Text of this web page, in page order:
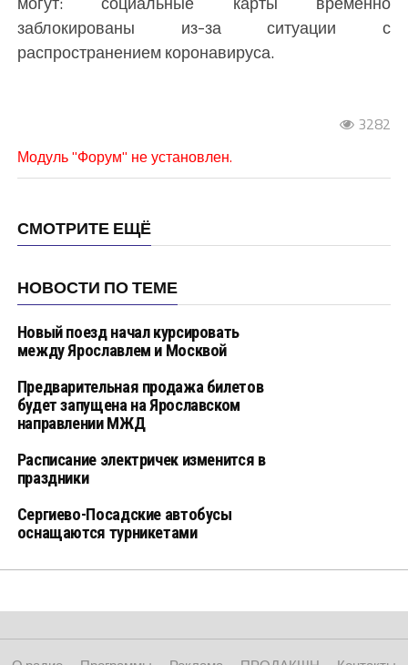
заблокированы из-за ситуации с
распространением коронавируса.
3282
Модуль "Форум" не установлен.
СМОТРИТЕ ЕЩЁ
НОВОСТИ ПО ТЕМЕ
Новый поезд начал курсировать
между Ярославлем и Москвой
Предварительная продажа билетов
будет запущена на Ярославском
направлении МЖД
Расписание электричек изменится в
праздники
Сергиево-Посадские автобусы
оснащаются турникетами